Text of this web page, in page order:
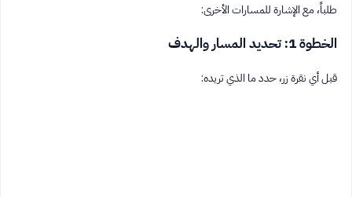
طلباً، مع الإشارة للمسارات الأخرى:
الخطوة 1: تحديد المسار والهدف
قبل أي نقرة زر، حدد ما الذي تريده: